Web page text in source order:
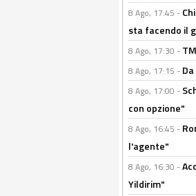
8 Ago, 17:45 -
sta facendo il
8 Ago, 17:30 -
8 Ago, 17:15 -
8 Ago, 17:00 -
con opzione"
8 Ago, 16:45 -
l'agente"
8 Ago, 16:30 -
Yildirim"